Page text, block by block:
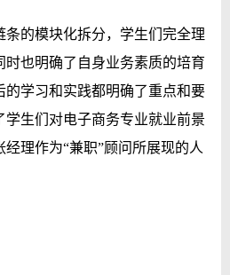
条的模块化拆分，学生们完全理
也明确了自身业务素质的培育
的学习和实践都明确了重点和要
生们对电子商务专业就业前景
理作为“兼职”顾问所展现的人